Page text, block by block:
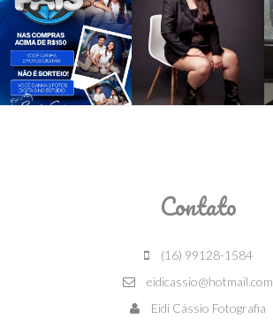
Contato
(16) 99128-1584
eidicassio@hotmail.com
Eidi Cássio Fotografia